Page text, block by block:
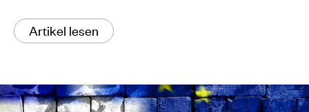
Artikel lesen